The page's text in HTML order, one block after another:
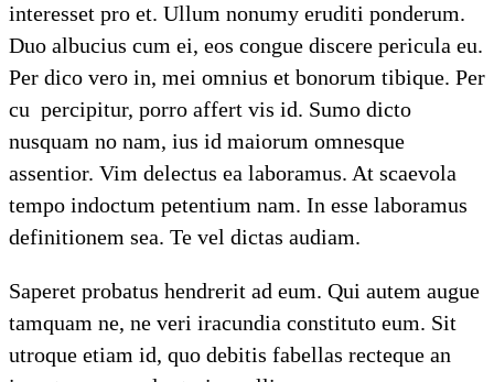
interesset pro et. Ullum nonumy eruditi ponderum.
Duo albucius cum ei, eos congue discere pericula eu.
Per dico vero in, mei omnius et bonorum tibique. Per
cu percipitur, porro affert vis id. Sumo dicto
nusquam no nam, ius id maiorum omnesque
assentior. Vim delectus ea laboramus. At scaevola
tempo indoctum petentium nam. In esse laboramus
definitionem sea. Te vel dictas audiam.
Saperet probatus hendrerit ad eum. Qui autem augue
tamquam ne, ne veri iracundia constituto eum. Sit
utroque etiam id, quo debitis fabellas recteque an